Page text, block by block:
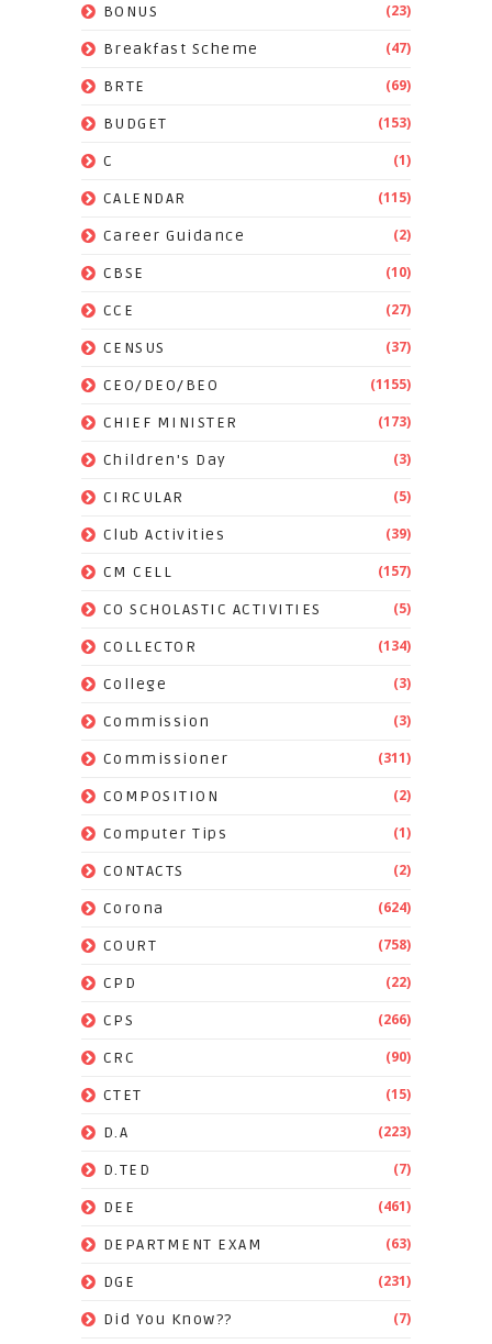
BONUS (23)
Breakfast Scheme (47)
BRTE (69)
BUDGET (153)
C (1)
CALENDAR (115)
Career Guidance (2)
CBSE (10)
CCE (27)
CENSUS (37)
CEO/DEO/BEO (1155)
CHIEF MINISTER (173)
Children's Day (3)
CIRCULAR (5)
Club Activities (39)
CM CELL (157)
CO SCHOLASTIC ACTIVITIES (5)
COLLECTOR (134)
College (3)
Commission (3)
Commissioner (311)
COMPOSITION (2)
Computer Tips (1)
CONTACTS (2)
Corona (624)
COURT (758)
CPD (22)
CPS (266)
CRC (90)
CTET (15)
D.A (223)
D.TED (7)
DEE (461)
DEPARTMENT EXAM (63)
DGE (231)
Did You Know?? (7)